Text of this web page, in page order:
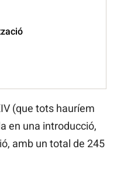
(que tots hauríem
en una introducció,
amb un total de 245